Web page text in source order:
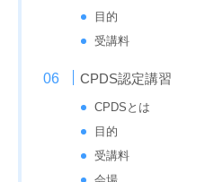
目的
受講料
CPDS認定講習
CPDSとは
目的
受講料